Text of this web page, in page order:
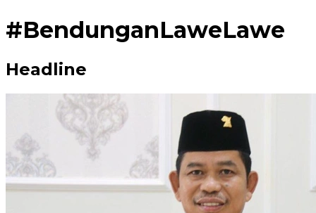
#BendunganLaweLawe
Headline